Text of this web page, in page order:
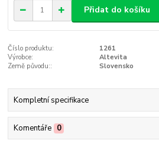
Přidat do košíku
Číslo produktu:
1261
Výrobce:
Altevita
Země původu::
Slovensko
Kompletní specifikace
Komentáře 0